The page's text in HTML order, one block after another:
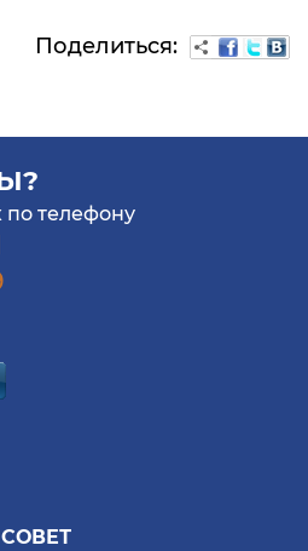
Поделиться:
по телефону